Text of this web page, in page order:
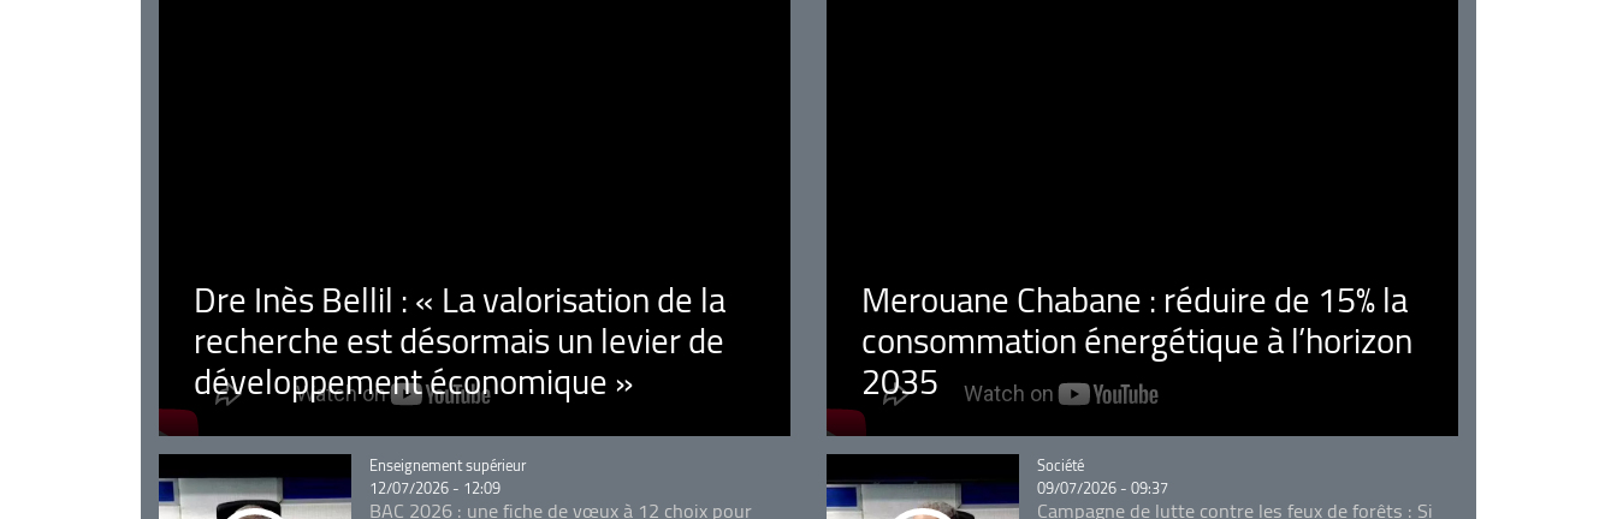
Dre Inès Bellil : « La valorisation de la
recherche est désormais un levier de
développement économique »
Merouane Chabane : réduire de 15% la
consommation énergétique à l’horizon
2035
Catégorie
Enseignement supérieur
12/07/2026 - 12:09
BAC 2026 : une fiche de vœux à 12 choix pour
Catégorie
Société
09/07/2026 - 09:37
Campagne de lutte contre les feux de forêts : Si